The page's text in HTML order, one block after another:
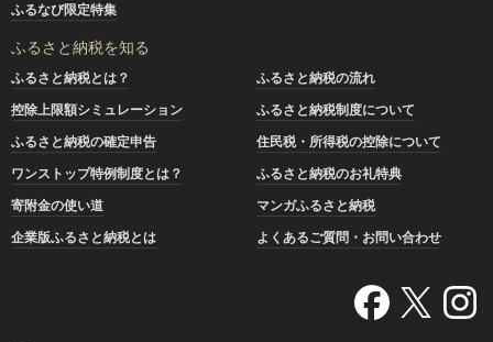
ふるなび限定特集
ふるさと納税を知る
ふるさと納税とは？
ふるさと納税の流れ
控除上限額シミュレーション
ふるさと納税制度について
ふるさと納税の確定申告
住民税・所得税の控除について
ワンストップ特例制度とは？
ふるさと納税のお礼特典
寄附金の使い道
マンガふるさと納税
企業版ふるさと納税とは
よくあるご質問・お問い合わせ